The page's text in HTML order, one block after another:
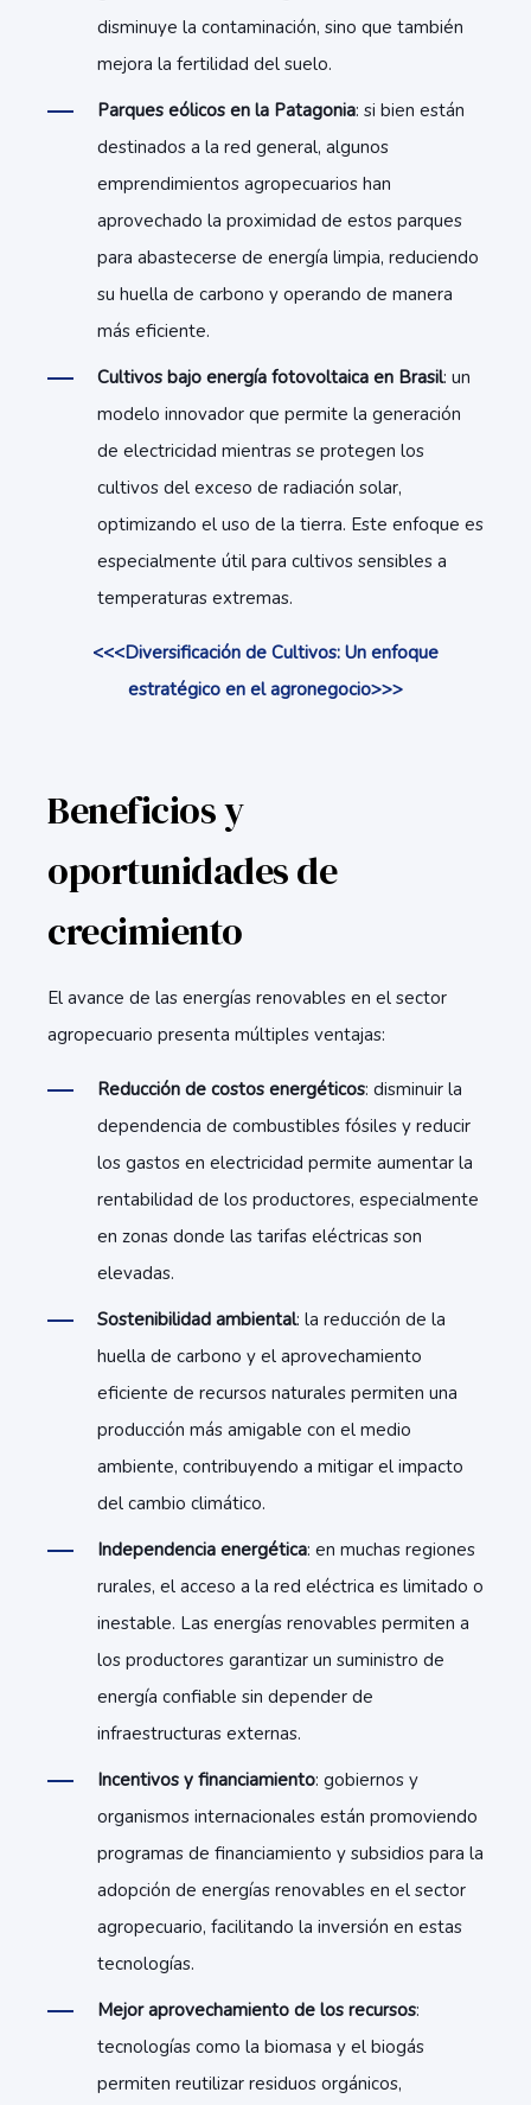
disminuye la contaminación, sino que también
mejora la fertilidad del suelo.
Parques eólicos en la Patagonia: si bien están
destinados a la red general, algunos
emprendimientos agropecuarios han
aprovechado la proximidad de estos parques
para abastecerse de energía limpia, reduciendo
su huella de carbono y operando de manera
más eficiente.
Cultivos bajo energía fotovoltaica en Brasil: un
modelo innovador que permite la generación
de electricidad mientras se protegen los
cultivos del exceso de radiación solar,
optimizando el uso de la tierra. Este enfoque es
especialmente útil para cultivos sensibles a
temperaturas extremas.
<<<Diversificación de Cultivos: Un enfoque
estratégico en el agronegocio>>>
Beneficios y
oportunidades de
crecimiento
El avance de las energías renovables en el sector
agropecuario presenta múltiples ventajas:
Reducción de costos energéticos: disminuir la
dependencia de combustibles fósiles y reducir
los gastos en electricidad permite aumentar la
rentabilidad de los productores, especialmente
en zonas donde las tarifas eléctricas son
elevadas.
Sostenibilidad ambiental: la reducción de la
huella de carbono y el aprovechamiento
eficiente de recursos naturales permiten una
producción más amigable con el medio
ambiente, contribuyendo a mitigar el impacto
del cambio climático.
Independencia energética: en muchas regiones
rurales, el acceso a la red eléctrica es limitado o
inestable. Las energías renovables permiten a
los productores garantizar un suministro de
energía confiable sin depender de
infraestructuras externas.
Incentivos y financiamiento: gobiernos y
organismos internacionales están promoviendo
programas de financiamiento y subsidios para la
adopción de energías renovables en el sector
agropecuario, facilitando la inversión en estas
tecnologías.
Mejor aprovechamiento de los recursos:
tecnologías como la biomasa y el biogás
permiten reutilizar residuos orgánicos,